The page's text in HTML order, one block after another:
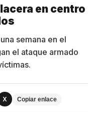
en centro
semana en el
el ataque armado
X Copiar enlace